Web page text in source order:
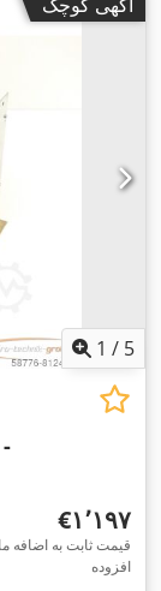
1 / 5
‎€۱٬۱۹۷
قیمت ثابت به اضافه
افزوده